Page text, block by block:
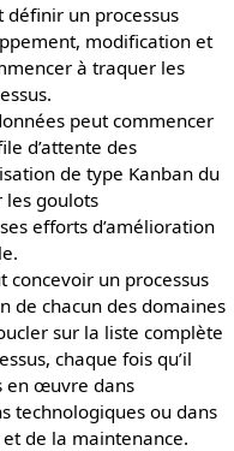
définir un processus
modification et
à traquer les
peut commencer
d’attente des
de type Kanban du
les goulots
efforts d’amélioration
concevoir un processus
de chacun des domaines
sur la liste complète
chaque fois qu’il
en œuvre dans
technologiques ou dans
de la maintenance.